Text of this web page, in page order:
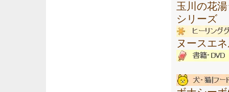
玉川の花
シリーズ
ヌースエ